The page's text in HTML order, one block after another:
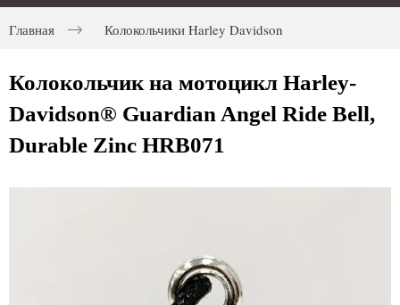
Главная Колокольчики Harley Davidson
Колокольчик на мотоцикл Harley-
Davidson® Guardian Angel Ride Bell,
Durable Zinc HRB071